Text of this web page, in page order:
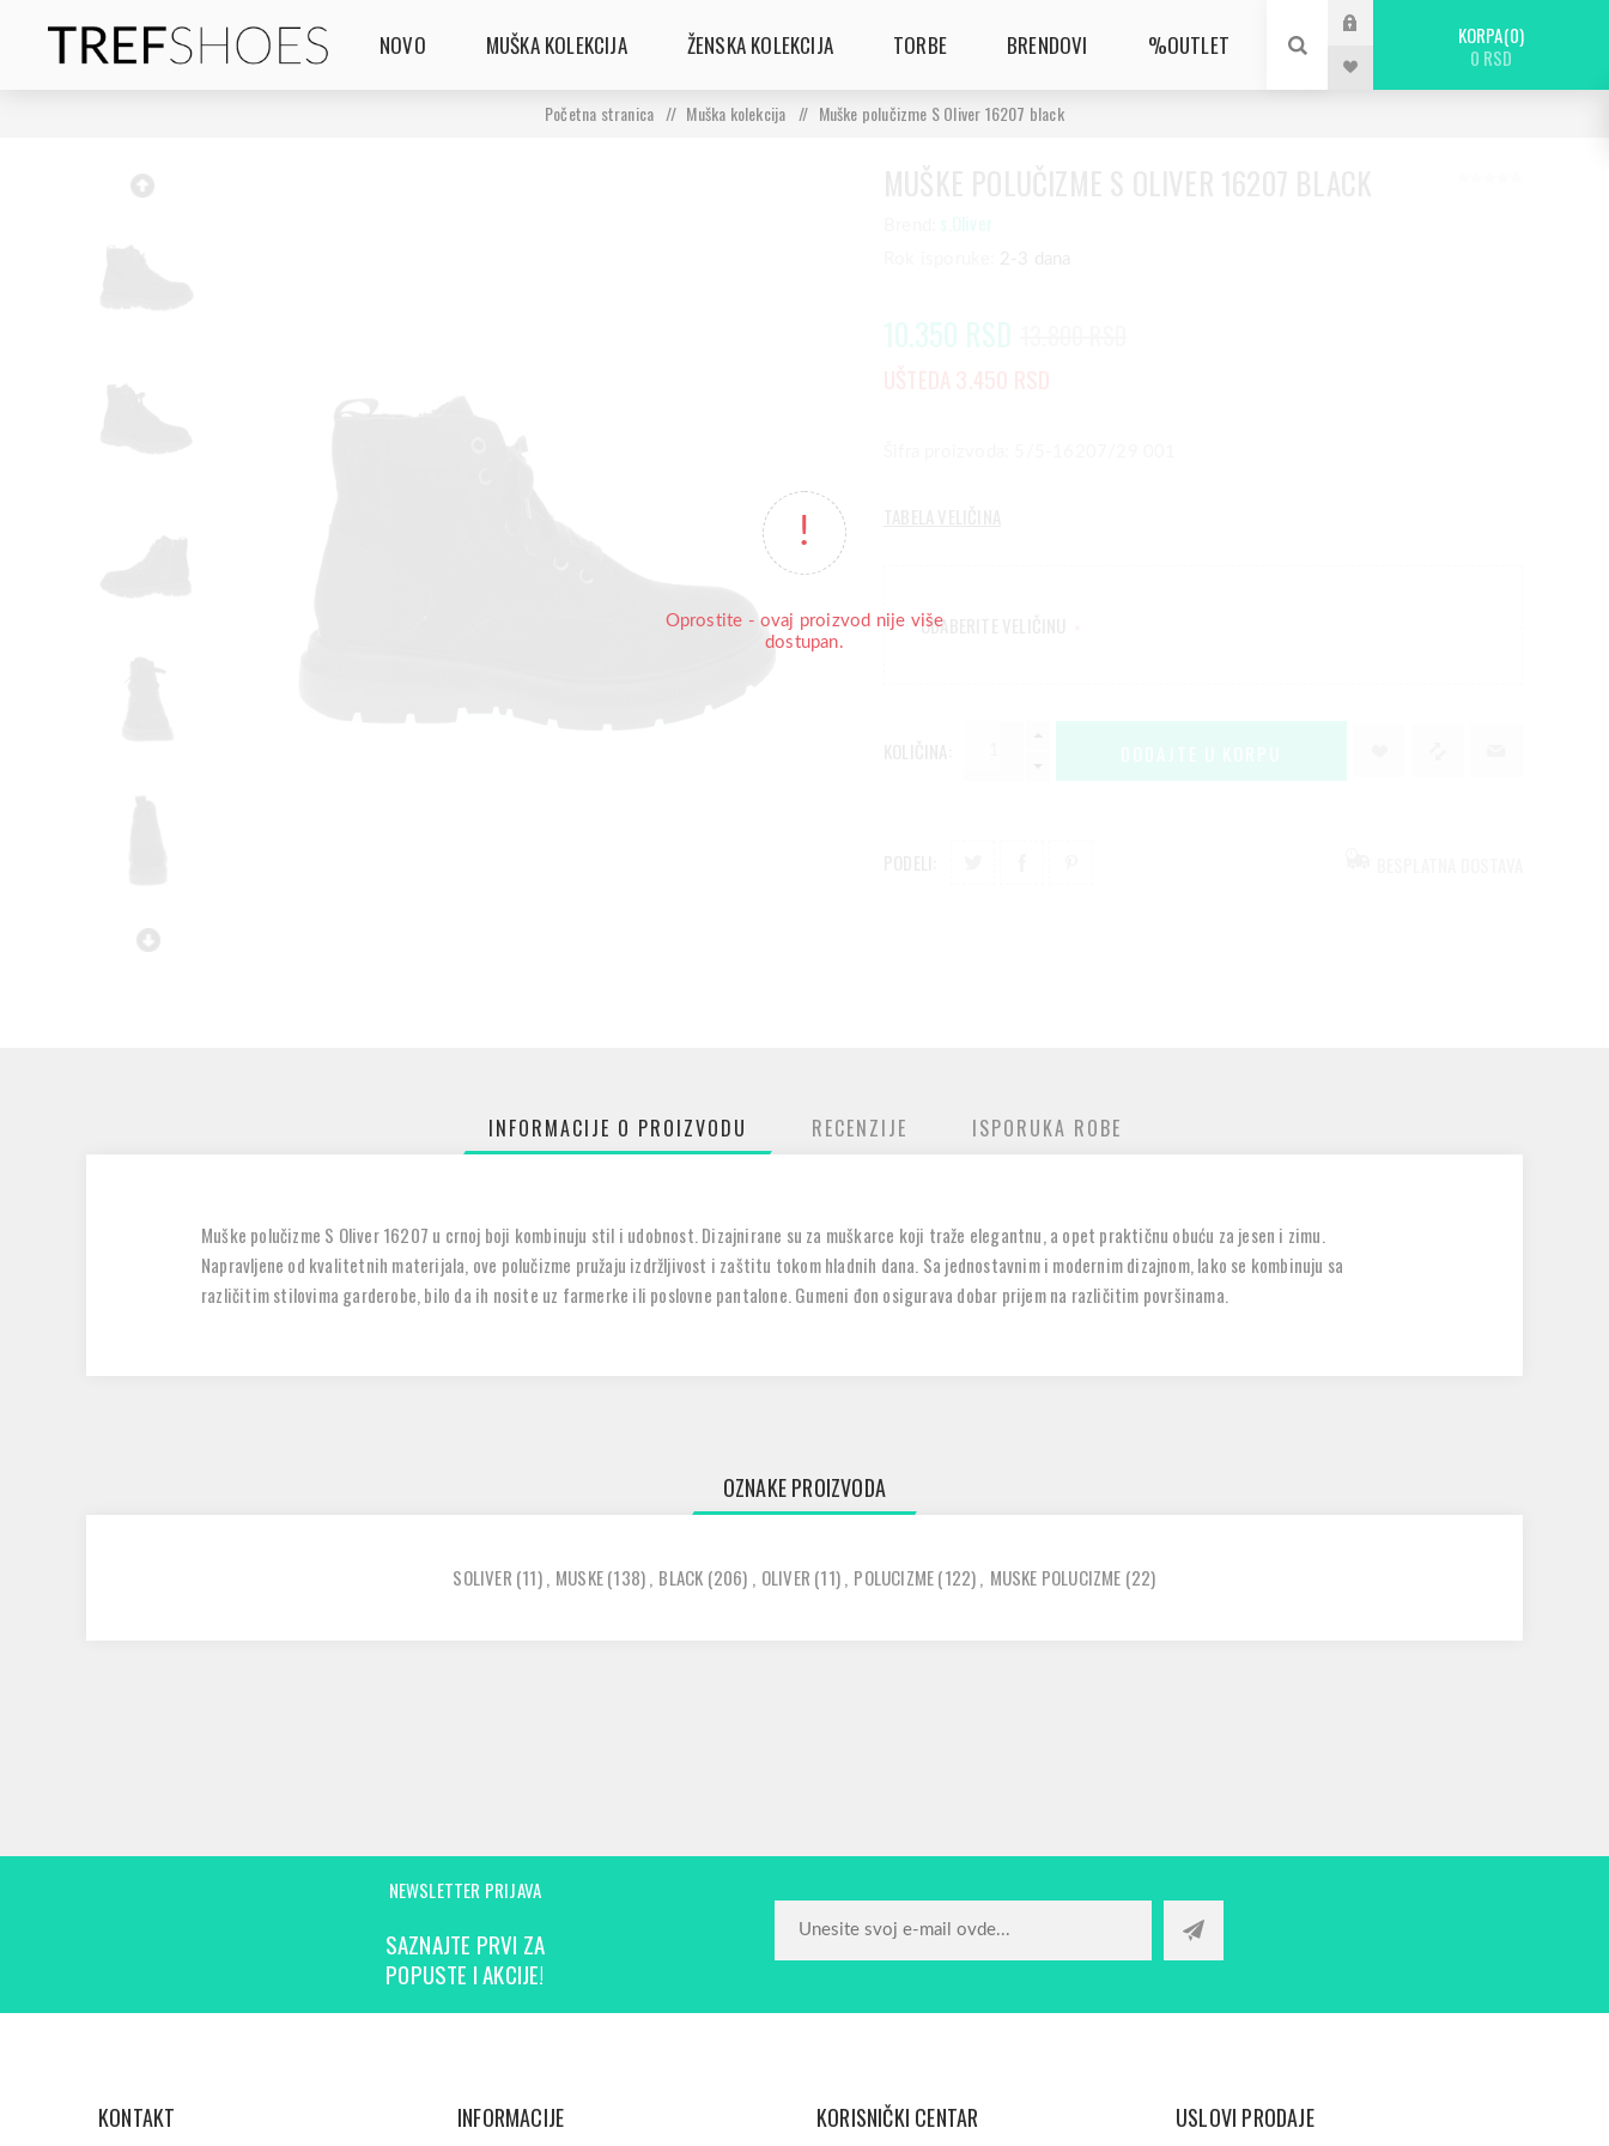
NOVO MUŠKA KOLEKCIJA ŽENSKA KOLEKCIJA TORBE BRENDOVI %OUTLET KORPA 0
0 RSD
Početna stranica / Muška kolekcija / Muške polučizme S Oliver 16207 black
Oprostite - ovaj proizvod nije više
dostupan.
ODABERITE VELIČINU
INFORMACIJE O PROIZVODU RECENZIJE ISPORUKA ROBE
Muške polučizme S Oliver 16207 u crnoj boji kombinuju stil i udobnost. Dizajnirane su za muškarce koji traže elegantnu, a opet praktičnu obuću za jesen i zimu.
Napravljene od kvalitetnih materijala, ove polučizme pružaju izdržljivost i zaštitu tokom hladnih dana. Sa jednostavnim i modernim dizajnom, lako se kombinuju sa
različitim stilovima garderobe, bilo da ih nosite uz farmerke ili poslovne pantalone. Gumeni đon osigurava dobar prijem na različitim površinama.
OZNAKE PROIZVODA
SOLIVER (11), MUSKE(138), BLACK (206) , OLIVER (11), POLUCIZME(122), MUSKE POLUCIZME (22)
NEWSLETTER PRIJAVA
SAZNAJTE PRVI ZA
POPUSTE I AKCIJE!
KONTAKT INFORMACIJE KORISNIČKI CENTAR USLOVI PRODAJE